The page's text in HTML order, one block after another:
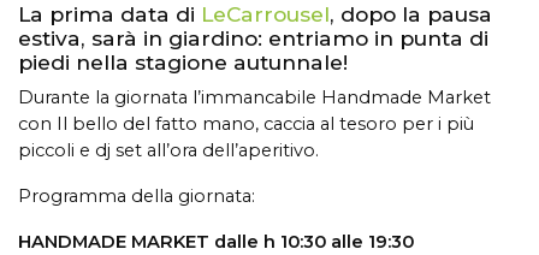
La prima data di LeCarrousel, dopo la pausa
estiva, sarà in giardino: entriamo in punta di
piedi nella stagione autunnale!
Durante la giornata l’immancabile Handmade Market
con Il bello del fatto mano, caccia al tesoro per i più
piccoli e dj set all’ora dell’aperitivo.
Programma della giornata:
HANDMADE MARKET dalle h 10:30 alle 19:30